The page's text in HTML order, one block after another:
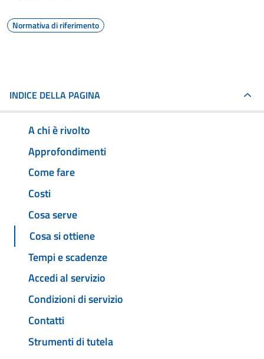
Normativa di riferimento
INDICE DELLA PAGINA
A chi è rivolto
Approfondimenti
Come fare
Costi
Cosa serve
Cosa si ottiene
Tempi e scadenze
Accedi al servizio
Condizioni di servizio
Contatti
Strumenti di tutela